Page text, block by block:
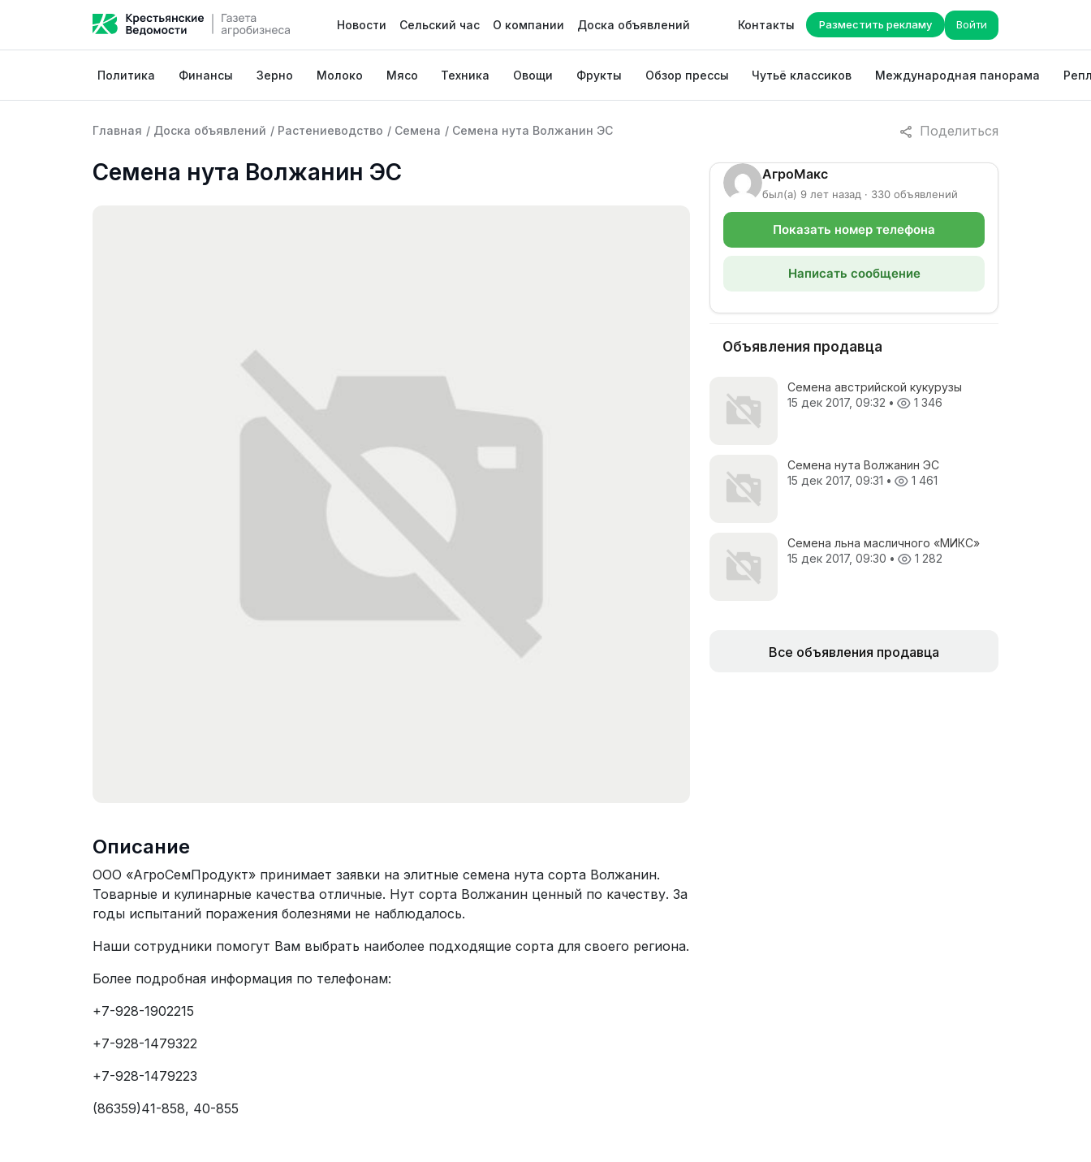
Новости Сельский час О компании Доска объявлений Контакты Разместить рекламу Войти
Политика Финансы Зерно Молоко Мясо Техника Овощи Фрукты Обзор прессы Чутьё классиков Международная панорама
Поделиться
Главная / Доска объявлений / Растениеводство / Семена / Семена нута Волжанин ЭС
Семена нута Волжанин ЭС
Описание
ООО «АгроСемПродукт» принимает заявки на элитные семена нута сорта Волжанин.
Товарные и кулинарные качества отличные. Нут сорта Волжанин ценный по качеству. За
годы испытаний поражения болезнями не наблюдалось.
Наши сотрудники помогут Вам выбрать наиболее подходящие сорта для своего региона.
Более подробная информация по телефонам:
+7-928-1902215
+7-928-1479322
+7-928-1479223
(86359)41-858, 40-855
АгроМакс
был(а) 9 лет назад · 330 объявлений
Показать номер телефона
Написать сообщение
Объявления продавца
Семена австрийской кукурузы
15 дек 2017, 09:32 • 1 346
Семена нута Волжанин ЭС
15 дек 2017, 09:31 • 1 461
Семена льна масличного «МИКС»
15 дек 2017, 09:30 • 1 282
Все объявления продавца